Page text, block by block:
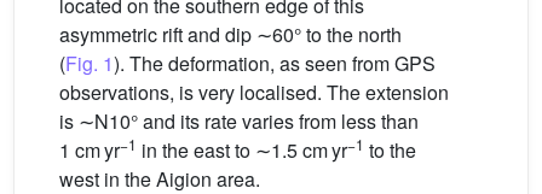
asymmetric rift and dip ∼60° to the north
(Fig. 1). The deformation, as seen from GPS
observations, is very localised. The extension
is ∼N10° and its rate varies from less than
1 cm yr−1 in the east to ∼1.5 cm yr−1 to the
west in the Aigion area.